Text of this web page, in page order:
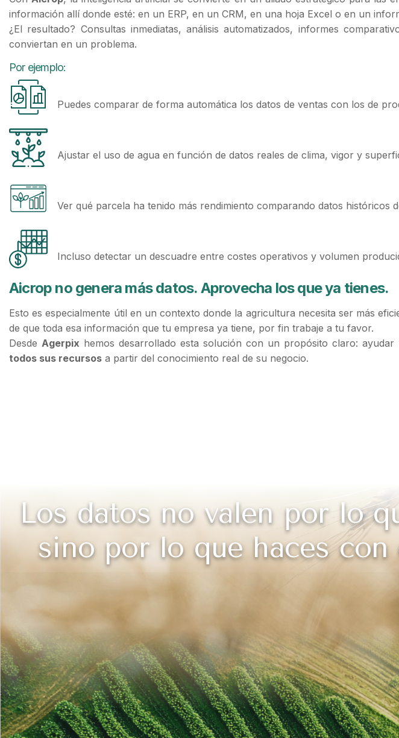
información allí donde esté: en un ERP, en un CRM, en una hoja Excel o en un
¿El resultado? Consultas inmediatas, análisis automatizados, informes
conviertan en un problema.
Por ejemplo:
Puedes comparar de forma automática los datos de ventas con los de
Ajustar el uso de agua en función de datos reales de clima, vigor y
Ver qué parcela ha tenido más rendimiento comparando datos históricos
Incluso detectar un descuadre entre costes operativos y volumen
Aicrop no genera más datos. Aprovecha los que ya tienes.
Esto es especialmente útil en un contexto donde la agricultura necesita ser más
de que toda esa información que tu empresa ya tiene, por fin trabaje a tu favor.
DesdeAgerpix hemos desarrollado esta solución con un propósito claro: ayudar
todos sus recursos a partir del conocimiento real de su negocio.
Los datos no valen por lo
sino por lo que haces con